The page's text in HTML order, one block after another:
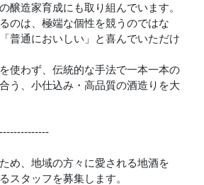
醸造家育成にも取り組んでいます。
のは、極端な個性を競うのではな
普通においしい」と喜んでいただけ
使わず、伝統的な手法で一本一本の
う、小仕込み・高品質の酒造りを大
め、地域の方々に愛される地酒を
スタッフを募集します。